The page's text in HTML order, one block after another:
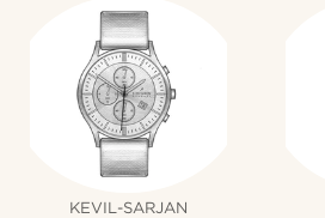
KEVIL-SARJAN